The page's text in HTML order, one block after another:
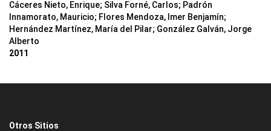
Cáceres Nieto, Enrique; Silva Forné, Carlos; Padrón
Innamorato, Mauricio; Flores Mendoza, Imer Benjamín;
Hernández Martínez, María del Pilar; González Galván, Jorge
Alberto
2011
Otros Sitios